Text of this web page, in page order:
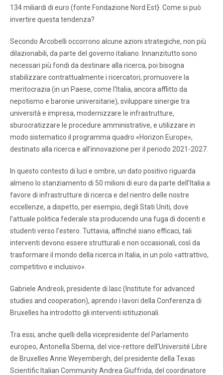
134 miliardi di euro (fonte Fondazione Nord Est}. Come si può
invertire questa tendenza?
Secondo Arcobelli occorrono alcune azioni strategiche, non più
dilazionabili, da parte del governo italiano. Innanzitutto sono
necessari più fondi da destinare alla ricerca, poi bisogna
stabilizzare contrattualmente i ricercatori, promuovere la
meritocrazia (in un Paese, come l’Italia, ancora afflitto da
nepotismo e baronie universitarie), sviluppare sinergie tra
università e impresa, modernizzare le infrastrutture,
sburocratizzare le procedure amministrative, e utilizzare in
modo sistematico il programma quadro «Horizon Europe»,
destinato alla ricerca e all’innovazione per il periodo 2021-2027.
In questo contesto di luci e ombre, un dato positivo riguarda
almeno lo stanziamento di 50 milioni di euro da parte dell’Italia a
favore di infrastrutture di ricerca e del rientro delle nostre
eccellenze, a dispetto, per esempio, degli Stati Uniti, dove
l’attuale politica federale sta producendo una fuga di docenti e
studenti verso l’estero. Tuttavia, affinché siano efficaci, tali
interventi devono essere strutturali e non occasionali, così da
trasformare il mondo della ricerca in Italia, in un polo «attrattivo,
competitivo e inclusivo».
Gabriele Andreoli, presidente di Iasc (Institute for advanced
studies and cooperation), aprendo i lavori della Conferenza di
Bruxelles ha introdotto gli interventi istituzionali.
Tra essi, anche quelli della vicepresidente del Parlamento
europeo, Antonella Sberna, del vice-rettore dell’Université Libre
de Bruxelles Anne Weyembergh, del presidente della Texas
Scientific Italian Community Andrea Giuffrida, del coordinatore